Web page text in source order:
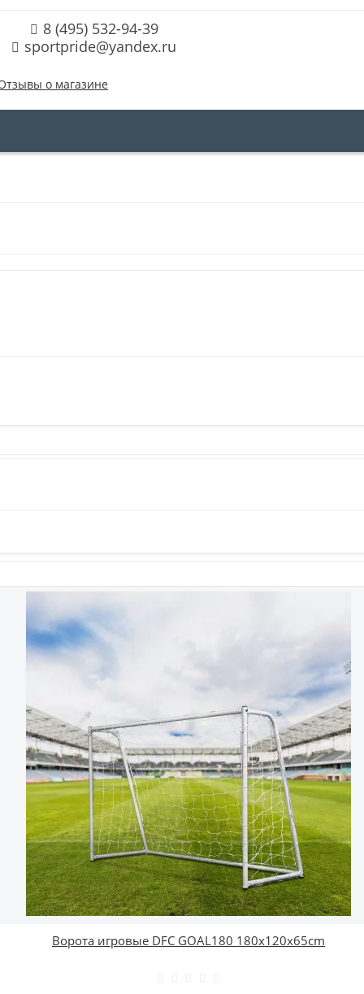
8 (495) 532-94-39
sportpride@yandex.ru
о магазине
Ворота игровые DFC GOAL180 180x120x65cm